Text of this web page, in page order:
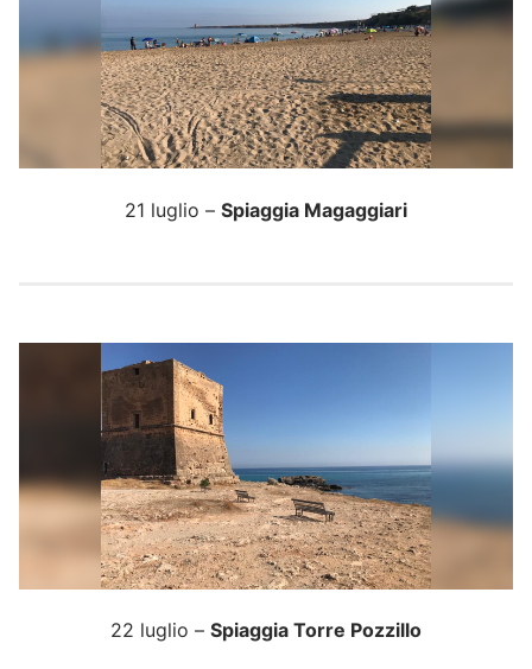
21 luglio – Spiaggia Magaggiari
22 luglio – Spiaggia Torre Pozzillo